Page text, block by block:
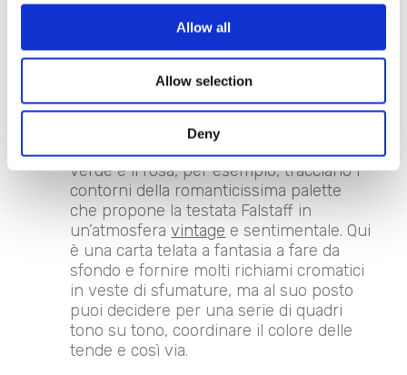
Allow all
Allow selection
Deny
rilievo le forme arrotondate e lo
schienale con lavorazione capitonné di
questo sofà color avorio.
richiami cromatici
sono ideali per
vivacizzare la tua stanza con degli
abbinamenti di colore tra lepareti
, il tessuto del tuo capitonné, la
biancheria per la casa e gli accessori. Il
verde e il rosa, per esempio, tracciano i
contorni della romanticissima palette
che propone la testata Falstaff in
un’atmosferavintage e sentimentale. Qui
è una carta telata a fantasia a fare da
sfondo e fornire molti richiami cromatici
in veste di sfumature, ma al suo posto
puoi decidere per una serie di quadri
tono su tono, coordinare il colore delle
tende e così via.